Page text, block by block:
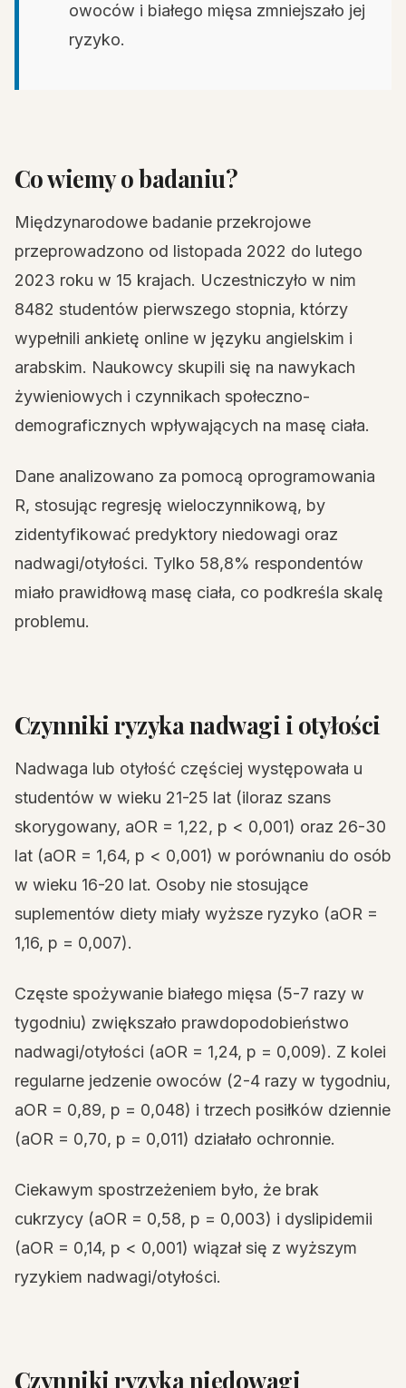
owoców i białego mięsa zmniejszało jej
ryzyko.
Co wiemy o badaniu?
Międzynarodowe badanie przekrojowe
przeprowadzono od listopada 2022 do lutego
2023 roku w 15 krajach. Uczestniczyło w nim
8482 studentów pierwszego stopnia, którzy
wypełnili ankietę online w języku angielskim i
arabskim. Naukowcy skupili się na nawykach
żywieniowych i czynnikach społeczno-
demograficznych wpływających na masę ciała.
Dane analizowano za pomocą oprogramowania
R, stosując regresję wieloczynnikową, by
zidentyfikować predyktory niedowagi oraz
nadwagi/otyłości. Tylko 58,8% respondentów
miało prawidłową masę ciała, co podkreśla skalę
problemu.
Czynniki ryzyka nadwagi i otyłości
Nadwaga lub otyłość częściej występowała u
studentów w wieku 21-25 lat (iloraz szans
skorygowany, aOR = 1,22, p < 0,001) oraz 26-30
lat (aOR = 1,64, p < 0,001) w porównaniu do osób
w wieku 16-20 lat. Osoby nie stosujące
suplementów diety miały wyższe ryzyko (aOR =
1,16, p = 0,007).
Częste spożywanie białego mięsa (5-7 razy w
tygodniu) zwiększało prawdopodobieństwo
nadwagi/otyłości (aOR = 1,24, p = 0,009). Z kolei
regularne jedzenie owoców (2-4 razy w tygodniu,
aOR = 0,89, p = 0,048) i trzech posiłków dziennie
(aOR = 0,70, p = 0,011) działało ochronnie.
Ciekawym spostrzeżeniem było, że brak
cukrzycy (aOR = 0,58, p = 0,003) i dyslipidemii
(aOR = 0,14, p < 0,001) wiązał się z wyższym
ryzykiem nadwagi/otyłości.
Czynniki ryzyka niedowagi